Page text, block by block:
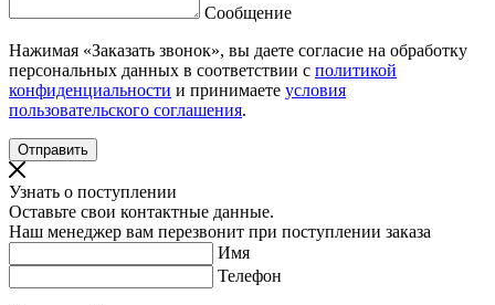
Сообщение
Нажимая «Заказать звонок», вы даете согласие на обработку
персональных данных в соответствии с политикой
конфиденциальности и принимаете условия
пользовательского соглашения.
Узнать о поступлении
Оставьте свои контактные данные.
Наш менеджер вам перезвонит при поступлении заказа
Имя
Телефон